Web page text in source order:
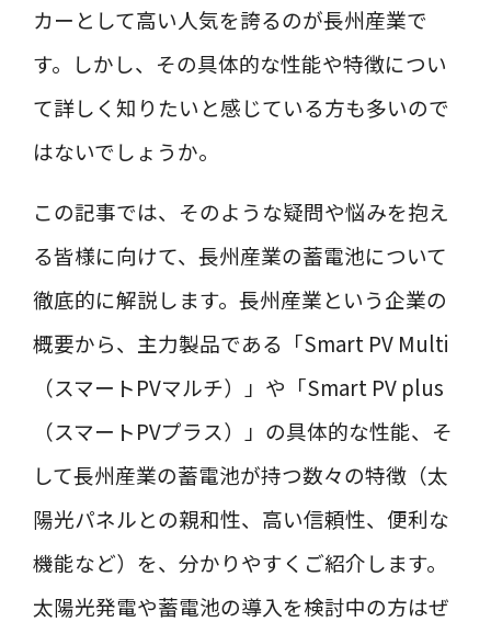
カーとして高い人気を誇るのが長州産業で
す。しかし、その具体的な性能や特徴につい
て詳しく知りたいと感じている方も多いので
はないでしょうか。
この記事では、そのような疑問や悩みを抱え
る皆様に向けて、長州産業の蓄電池について
徹底的に解説します。長州産業という企業の
概要から、主力製品である「Smart PV Multi
（スマートPVマルチ）」や「Smart PV plus
（スマートPVプラス）」の具体的な性能、そ
して長州産業の蓄電池が持つ数々の特徴（太
陽光パネルとの親和性、高い信頼性、便利な
機能など）を、分かりやすくご紹介します。
太陽光発電や蓄電池の導入を検討中の方はぜ